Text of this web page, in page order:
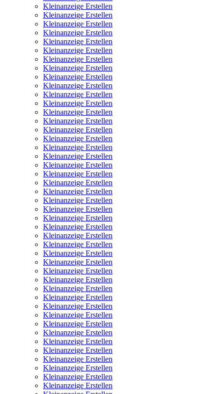
Kleinanzeige Erstellen
Kleinanzeige Erstellen
Kleinanzeige Erstellen
Kleinanzeige Erstellen
Kleinanzeige Erstellen
Kleinanzeige Erstellen
Kleinanzeige Erstellen
Kleinanzeige Erstellen
Kleinanzeige Erstellen
Kleinanzeige Erstellen
Kleinanzeige Erstellen
Kleinanzeige Erstellen
Kleinanzeige Erstellen
Kleinanzeige Erstellen
Kleinanzeige Erstellen
Kleinanzeige Erstellen
Kleinanzeige Erstellen
Kleinanzeige Erstellen
Kleinanzeige Erstellen
Kleinanzeige Erstellen
Kleinanzeige Erstellen
Kleinanzeige Erstellen
Kleinanzeige Erstellen
Kleinanzeige Erstellen
Kleinanzeige Erstellen
Kleinanzeige Erstellen
Kleinanzeige Erstellen
Kleinanzeige Erstellen
Kleinanzeige Erstellen
Kleinanzeige Erstellen
Kleinanzeige Erstellen
Kleinanzeige Erstellen
Kleinanzeige Erstellen
Kleinanzeige Erstellen
Kleinanzeige Erstellen
Kleinanzeige Erstellen
Kleinanzeige Erstellen
Kleinanzeige Erstellen
Kleinanzeige Erstellen
Kleinanzeige Erstellen
Kleinanzeige Erstellen
Kleinanzeige Erstellen
Kleinanzeige Erstellen
Kleinanzeige Erstellen